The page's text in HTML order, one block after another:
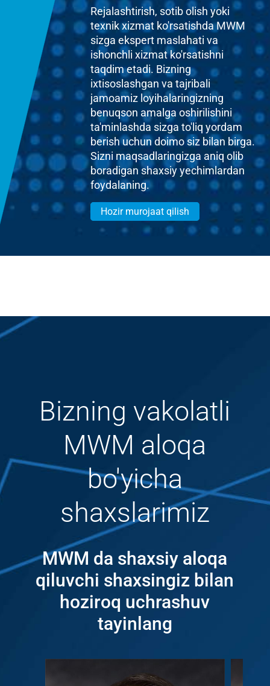
Rejalashtirish, sotib olish yoki
texnik xizmat ko'rsatishda MWM
sizga ekspert maslahati va
ishonchli xizmat ko'rsatishni
taqdim etadi. Bizning
ixtisoslashgan va tajribali
jamoamiz loyihalaringizning
benuqson amalga oshirilishini
ta'minlashda sizga to'liq yordam
berish uchun doimo siz bilan birga.
Sizni maqsadlaringizga aniq olib
boradigan shaxsiy yechimlardan
foydalaning.
Hozir murojaat qilish
Bizning vakolatli
MWM aloqa
bo'yicha
shaxslarimiz
MWM da shaxsiy aloqa
qiluvchi shaxsingiz bilan
hoziroq uchrashuv
tayinlang